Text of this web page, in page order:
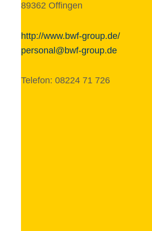
89362 Offingen
http://www.bwf-group.de/
personal@bwf-group.de
Telefon: 08224 71 726